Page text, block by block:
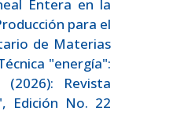
Entera en la
para el
de Materias
"energía":
Revista
Edición No. 22